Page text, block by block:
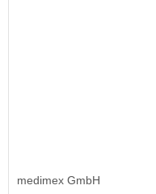
medimex GmbH